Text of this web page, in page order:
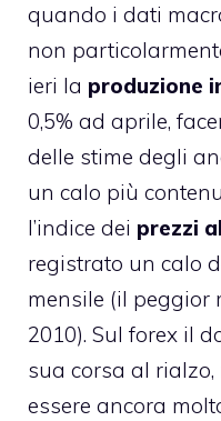
quando i dati
non
ieri la produzione
0,5% ad aprile,
delle stime degli
un calo più
l’indice dei prezzi
registrato un calo
mensile (il peggior
2010). Sul forex il
sua corsa al
essere ancora